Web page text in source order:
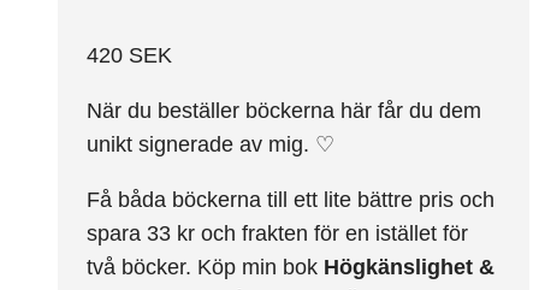
420 SEK
När du beställer böckerna här får du dem
unikt signerade av mig. ♡
Få båda böckerna till ett lite bättre pris och
spara 33 kr och frakten för en istället för
två böcker. Köp min bok Högkänslighet &